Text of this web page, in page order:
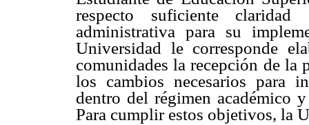
respecto suficiente
administrativa para su
Universidad le corresponde
comunidades la recepción de la
los cambios necesarios para
dentro del régimen académico
Para cumplir estos objetivos, la